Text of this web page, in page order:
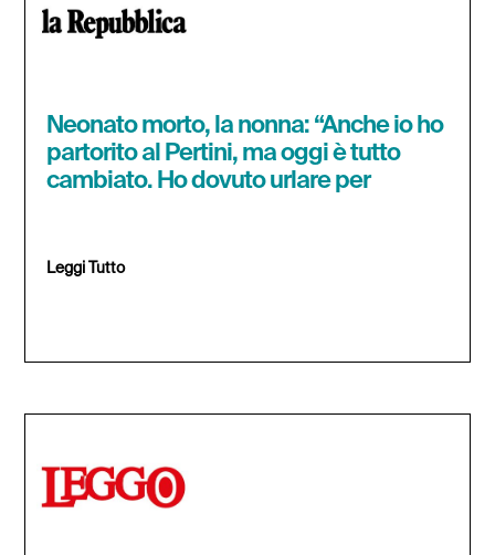
Neonato morto, la nonna: “Anche io ho
partorito al Pertini, ma oggi è tutto
cambiato. Ho dovuto urlare per
Leggi Tutto